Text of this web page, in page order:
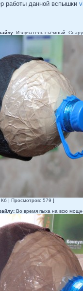
работы данной вспышки
Излучатель съёмный.
| Просмотров: 579 ]
Во время пыха на всю